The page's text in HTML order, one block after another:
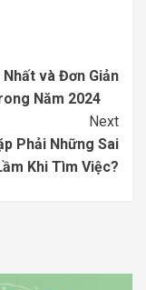
và Đơn Giản
Năm 2024
Next
Phải Những Sai
Khi Tìm Việc?